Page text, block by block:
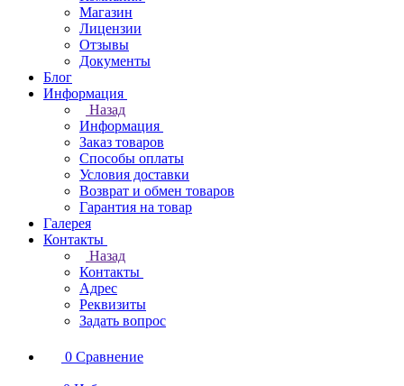
Магазин
Лицензии
Отзывы
Документы
Блог
Информация
Назад
Информация
Заказ товаров
Способы оплаты
Условия доставки
Возврат и обмен товаров
Гарантия на товар
Галерея
Контакты
Назад
Контакты
Адрес
Реквизиты
Задать вопрос
0 Сравнение